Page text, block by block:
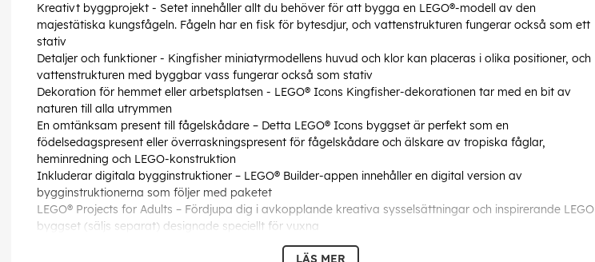
Kreativt byggprojekt - Setet innehåller allt du behöver för att bygga en LEGO®-modell av den
majestätiska kungsfågeln. Fågeln har en fisk för bytesdjur, och vattenstrukturen fungerar också som ett
stativ
Detaljer och funktioner - Kingfisher miniatyrmodellens huvud och klor kan placeras i olika positioner, och
vattenstrukturen med byggbar vass fungerar också som stativ
Dekoration för hemmet eller arbetsplatsen - LEGO® Icons Kingfisher-dekorationen tar med en bit av
naturen till alla utrymmen
En omtänksam present till fågelskådare – Detta LEGO® Icons byggset är perfekt som en
födelsedagspresent eller överraskningspresent för fågelskådare och älskare av tropiska fåglar,
heminredning och LEGO-konstruktion
Inkluderar digitala bygginstruktioner – LEGO® Builder-appen innehåller en digital version av
bygginstruktionerna som följer med paketet
LEGO® Projects for Adults – Fördjupa dig i avkopplande kreativa sysselsättningar och inspirerande LEGO
byggset (säljs separat) designade speciellt för vuxna
Mått - Miniatyrmodell med 834 delar mäter 21 cm hög, 31 cm bred och 17 cm djup när den är klar
LÄS MER